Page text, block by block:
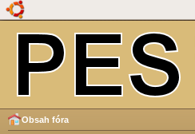
Obsah fóra